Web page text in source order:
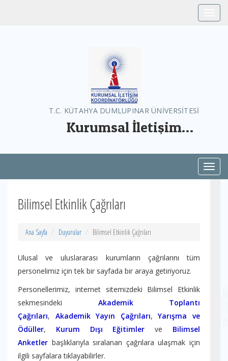
T.C. KÜTAHYA DUMLUPINAR ÜNİVERSİTESİ
Kurumsal İletişim
Bilimsel Etkinlik Çağrıları
Ana Sayfa Duyurular Bilimsel Etkinlik Çağrıları
Ulusal ve uluslararası kurumların çağrılarını tüm
personelimiz için tek bir sayfada bir araya getiriyoruz.
Personellerimiz, internet sitemizdeki Bilimsel Etkinlik
sekmesindeki Akademik Toplantı
Çağrıları, Akademik Yayın Çağrıları,Yarışma ve
Ödüller, Kurum Dışı Eğitimler ve Bilimsel
Anketler başlıklarıyla sıralanan çağrılara ulaşmak için
ilgili sayfalara tıklayabilirler.